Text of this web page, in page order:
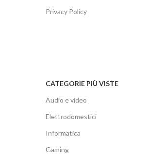
Privacy Policy
CATEGORIE PIÙ VISTE
Audio e video
Elettrodomestici
Informatica
Gaming